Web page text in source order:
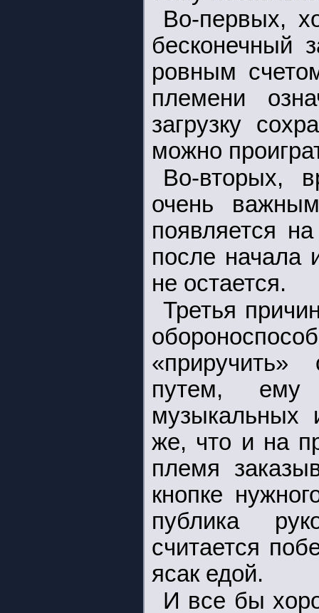
Во-первых,
бесконечный
ровным
племени
загрузку
можно
Во-вторых,
очень
появляется
после начала
не остается.
Третья
путем, ему
музыкальных
же, что и на
племя
кнопке
публика
считается
ясак едой.
И все бы